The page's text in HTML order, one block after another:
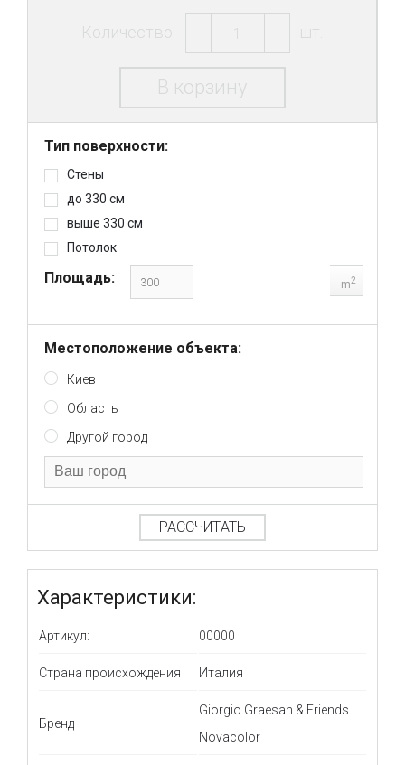
Количество: шт.
В корзину
Тип поверхности:
Стены
до 330 см
выше 330 см
Потолок
Площадь: m2
Местоположение объекта:
Киев
Область
Другой город
РАССЧИТАТЬ
Характеристики:
Артикул: 00000
Страна происхождения Италия
Бренд
Giorgio Graesan & Friends
Novacolor